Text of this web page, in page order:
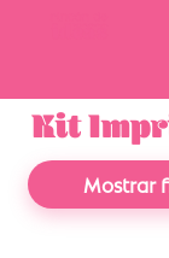
Kit
Mostrar